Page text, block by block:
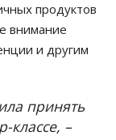
продуктов
внимание
и другим
принять
классе, –